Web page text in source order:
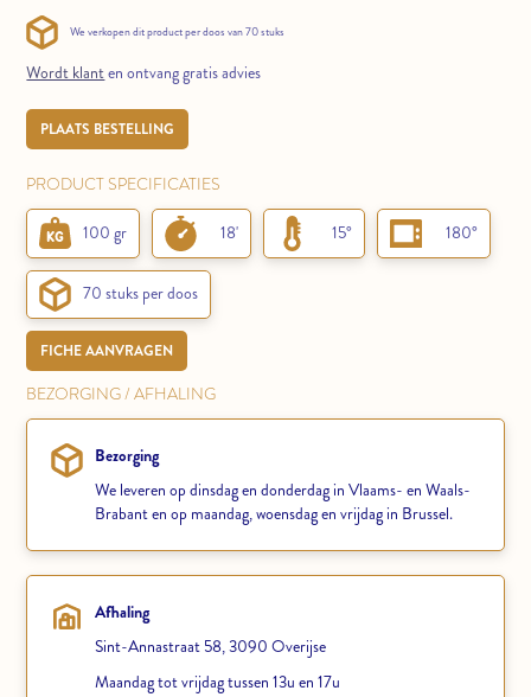
We verkopen dit product per doos van 70 stuks
Wordt klanten ontvang gratis advies
PLAATS BESTELLING
PRODUCT SPECIFICATIES
100 gr 18' 15° 180°
70 stuks per doos
FICHE AANVRAGEN
BEZORGING / AFHALING
Bezorging
We leveren op dinsdag en donderdag in Vlaams- en Waals-
Brabant en op maandag, woensdag en vrijdag in Brussel.
Afhaling
Sint-Annastraat 58, 3090 Overijse
Maandag tot vrijdag tussen 13u en 17u